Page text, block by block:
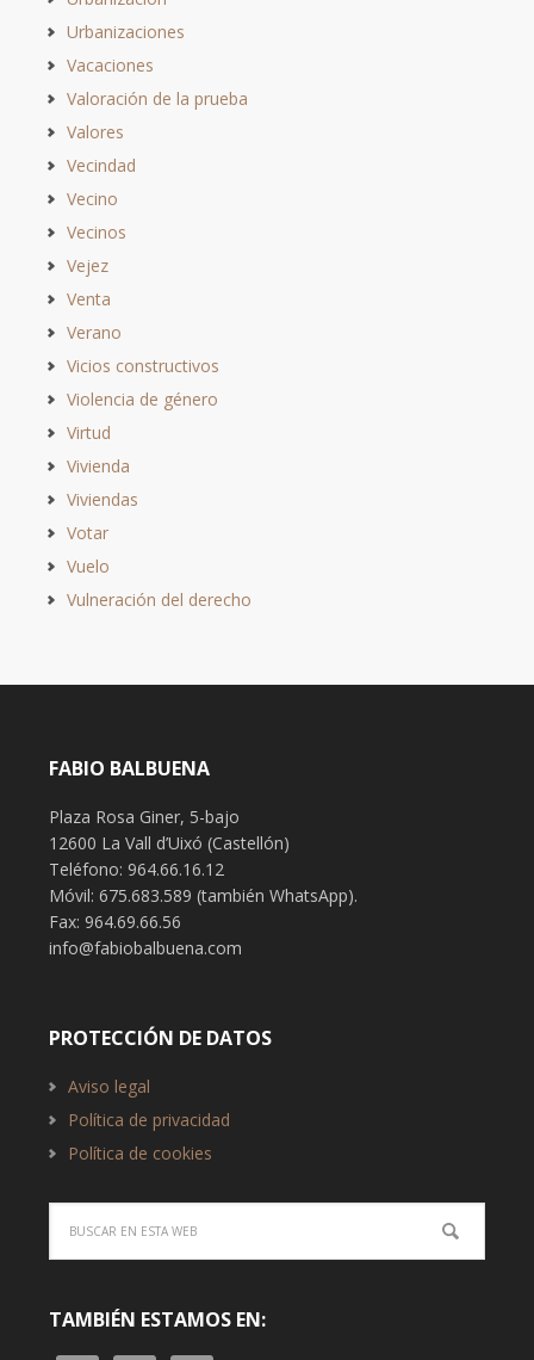
Urbanizaciones
Vacaciones
Valoración de la prueba
Valores
Vecindad
Vecino
Vecinos
Vejez
Venta
Verano
Vicios constructivos
Violencia de género
Virtud
Vivienda
Viviendas
Votar
Vuelo
Vulneración del derecho
FABIO BALBUENA
Plaza Rosa Giner, 5-bajo
12600 La Vall d’Uixó (Castellón)
Teléfono: 964.66.16.12
Móvil: 675.683.589 (también WhatsApp).
Fax: 964.69.66.56
info@fabiobalbuena.com
PROTECCIÓN DE DATOS
Aviso legal
Política de privacidad
Política de cookies
TAMBIÉN ESTAMOS EN: